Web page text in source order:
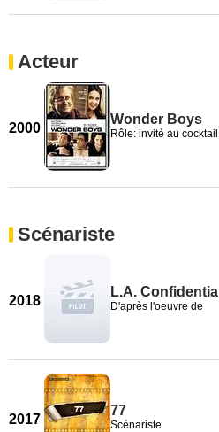
Acteur
2000
Wonder Boys
Rôle: invité au cocktail
Scénariste
2018
L.A. Confidential
D'après l'oeuvre de
2017
77
Scénariste